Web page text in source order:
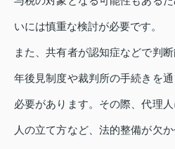
いには慎重な検討が必要です。
また、共有者が認知症などで判
年後見制度や裁判所の手続きを
必要があります。その際、代理
人の立て方など、法的整備が欠